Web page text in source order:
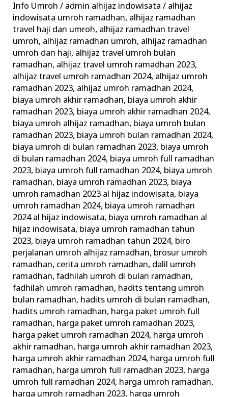
Info Umroh / admin alhijaz indowisata/ alhijaz
indowisata umroh ramadhan, alhijaz ramadhan
travel haji dan umroh, alhijaz ramadhan travel
umroh, alhijaz ramadhan umroh, alhijaz ramadhan
umroh dan haji, alhijaz travel umroh bulan
ramadhan, alhijaz travel umroh ramadhan 2023,
alhijaz travel umroh ramadhan 2024, alhijaz umroh
ramadhan 2023, alhijaz umroh ramadhan 2024,
biaya umroh akhir ramadhan, biaya umroh akhir
ramadhan 2023, biaya umroh akhir ramadhan 2024,
biaya umroh alhijaz ramadhan, biaya umroh bulan
ramadhan 2023, biaya umroh bulan ramadhan 2024,
biaya umroh di bulan ramadhan 2023, biaya umroh
di bulan ramadhan 2024, biaya umroh full ramadhan
2023, biaya umroh full ramadhan 2024, biaya umroh
ramadhan, biaya umroh ramadhan 2023, biaya
umroh ramadhan 2023 al hijaz indowisata, biaya
umroh ramadhan 2024, biaya umroh ramadhan
2024 al hijaz indowisata, biaya umroh ramadhan al
hijaz indowisata, biaya umroh ramadhan tahun
2023, biaya umroh ramadhan tahun 2024, biro
perjalanan umroh alhijaz ramadhan, brosur umroh
ramadhan, cerita umroh ramadhan, dalil umroh
ramadhan,fadhilah umroh di bulan ramadhan,
fadhilah umroh ramadhan, hadits tentang umroh
bulan ramadhan, hadits umroh di bulan ramadhan,
hadits umroh ramadhan, harga paket umroh full
ramadhan, harga paket umroh ramadhan 2023,
harga paket umroh ramadhan 2024, harga umroh
akhir ramadhan, harga umroh akhir ramadhan 2023,
harga umroh akhir ramadhan 2024, harga umroh full
ramadhan, harga umroh full ramadhan 2023, harga
umroh full ramadhan 2024, harga umroh ramadhan,
harga umroh ramadhan 2023, harga umroh